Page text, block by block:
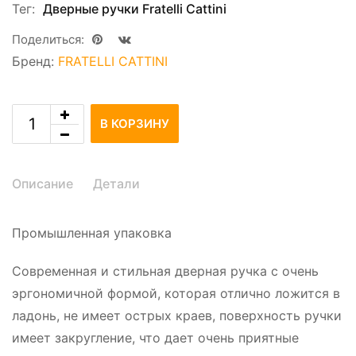
Тег: Дверные ручки Fratelli Cattini
Поделиться:
Бренд: FRATELLI CATTINI
В КОРЗИНУ
Описание Детали
Промышленная упаковка
Современная и стильная дверная ручка с очень
эргономичной формой, которая отлично ложится в
ладонь, не имеет острых краев, поверхность ручки
имеет закругление, что дает очень приятные